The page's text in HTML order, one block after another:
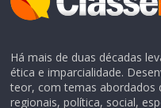
Há mais de duas décadas
ética e imparcialidade.
teor, com temas abordados
regionais, política, social,